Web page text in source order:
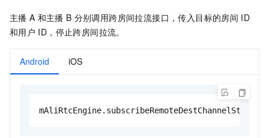
主播 A 和主播 B 分别调用跨房间拉流接口，传入目标的房间 ID
和用户 ID，停止跨房间拉流。
Android iOS